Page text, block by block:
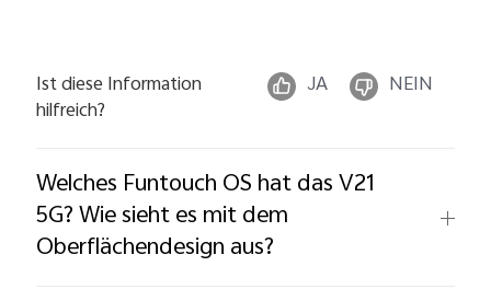
Ist diese Information
hilfreich?
JA NEIN
Welches Funtouch OS hat das V21
5G? Wie sieht es mit dem
Oberflächendesign aus?